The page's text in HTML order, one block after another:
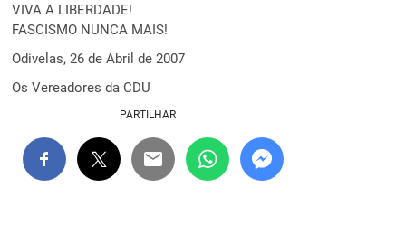
VIVA A LIBERDADE!
FASCISMO NUNCA MAIS!
Odivelas, 26 de Abril de 2007
Os Vereadores da CDU
PARTILHAR